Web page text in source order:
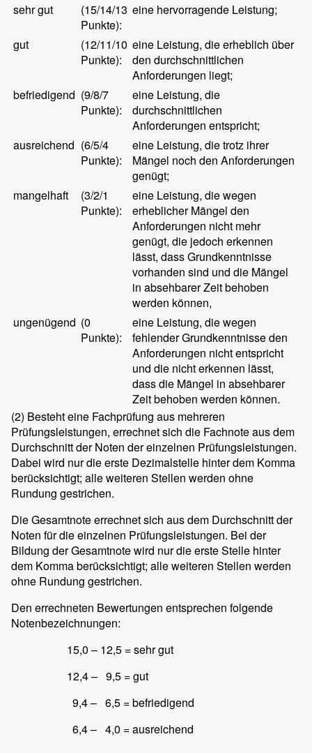
sehr gut
(15/14/13
Punkte):
eine hervorragende Leistung;
gut
(12/11/10
Punkte):
eine Leistung, die erheblich über
den durchschnittlichen
Anforderungen liegt;
befriedigend (9/8/7
Punkte):
eine Leistung, die
durchschnittlichen
Anforderungen entspricht;
ausreichend (6/5/4
Punkte):
eine Leistung, die trotz ihrer
Mängel noch den Anforderungen
genügt;
mangelhaft
(3/2/1
Punkte):
eine Leistung, die wegen
erheblicher Mängel den
Anforderungen nicht mehr
genügt, die jedoch erkennen
lässt, dass Grundkenntnisse
vorhanden sind und die Mängel
in absehbarer Zeit behoben
werden können,
ungenügend (0
Punkte):
eine Leistung, die wegen
fehlender Grundkenntnisse den
Anforderungen nicht entspricht
und die nicht erkennen lässt,
dass die Mängel in absehbarer
Zeit behoben werden können.
(2) Besteht eine Fachprüfung aus mehreren
Prüfungsleistungen, errechnet sich die Fachnote aus dem
Durchschnitt der Noten der einzelnen Prüfungsleistungen.
Dabei wird nur die erste Dezimalstelle hinter dem Komma
berücksichtigt; alle weiteren Stellen werden ohne
Rundung gestrichen.
Die Gesamtnote errechnet sich aus dem Durchschnitt der
Noten für die einzelnen Prüfungsleistungen. Bei der
Bildung der Gesamtnote wird nur die erste Stelle hinter
dem Komma berücksichtigt; alle weiteren Stellen werden
ohne Rundung gestrichen.
Den errechneten Bewertungen entsprechen folgende
Notenbezeichnungen:
15,0 – 12,5 = sehr gut
12,4 – 9,5 = gut
9,4 – 6,5 = befriedigend
6,4 – 4,0 = ausreichend